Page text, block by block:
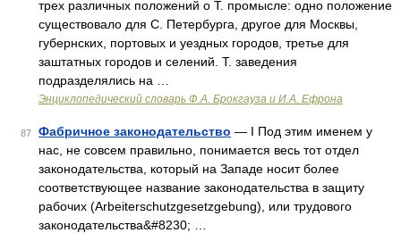
трех различных положений о Т. промысле: одно положение
существовало для С. Петербурга, другое для Москвы,
губернских, портовых и уездных городов, третье для
заштатных городов и селений. Т. заведения
подразделялись на …
Энциклопедический словарь Ф.А. Брокгауза и И.А. Ефрона
87 Фабричное законодательство — I Под этим именем у
нас, не совсем правильно, понимается весь тот отдел
законодательства, который на Западе носит более
соответствующее название законодательства в защиту
рабочих (Arbeiterschutzgesetzgebung), или трудового
законодательства&#8230; …